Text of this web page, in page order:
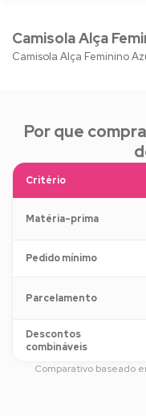
Camisola Alça
Camisola Alça Feminino
Por que
Critério
Matéria-prima
Pedido mínimo
Parcelamento
Descontos
combináveis
Comparativo baseado